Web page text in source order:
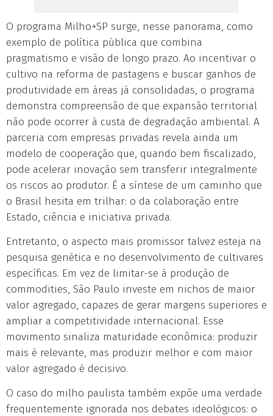
O programa Milho+SP surge, nesse panorama, como
exemplo de política pública que combina
pragmatismo e visão de longo prazo. Ao incentivar o
cultivo na reforma de pastagens e buscar ganhos de
produtividade em áreas já consolidadas, o programa
demonstra compreensão de que expansão territorial
não pode ocorrer à custa de degradação ambiental. A
parceria com empresas privadas revela ainda um
modelo de cooperação que, quando bem fiscalizado,
pode acelerar inovação sem transferir integralmente
os riscos ao produtor. É a síntese de um caminho que
o Brasil hesita em trilhar: o da colaboração entre
Estado, ciência e iniciativa privada.
Entretanto, o aspecto mais promissor talvez esteja na
pesquisa genética e no desenvolvimento de cultivares
específicas. Em vez de limitar-se à produção de
commodities, São Paulo investe em nichos de maior
valor agregado, capazes de gerar margens superiores e
ampliar a competitividade internacional. Esse
movimento sinaliza maturidade econômica: produzir
mais é relevante, mas produzir melhor e com maior
valor agregado é decisivo.
O caso do milho paulista também expõe uma verdade
frequentemente ignorada nos debates ideológicos: o